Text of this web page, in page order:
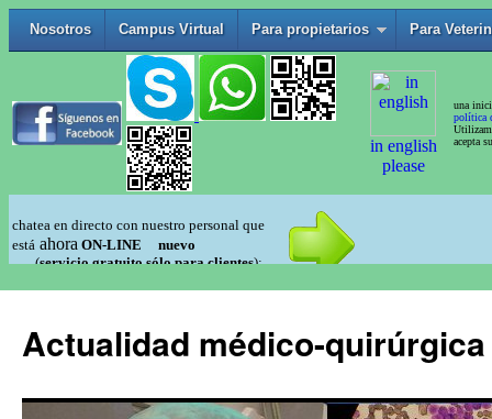
Actualidad médico-